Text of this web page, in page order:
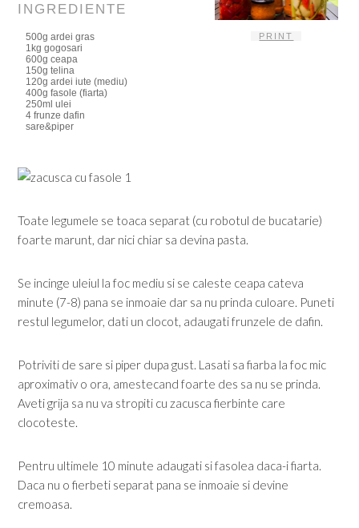
PRINT
INGREDIENTE
500g ardei gras
1kg gogosari
600g ceapa
150g telina
120g ardei iute (mediu)
400g fasole (fiarta)
250ml ulei
4 frunze dafin
sare&piper
Toate legumele se toaca separat (cu robotul de bucatarie)
foarte marunt, dar nici chiar sa devina pasta.
Se incinge uleiul la foc mediu si se caleste ceapa cateva
minute (7-8) pana se inmoaie dar sa nu prinda culoare. Puneti
restul legumelor, dati un clocot, adaugati frunzele de dafin.
Potriviti de sare si piper dupa gust. Lasati sa fiarba la foc mic
aproximativ o ora, amestecand foarte des sa nu se prinda.
Aveti grija sa nu va stropiti cu zacusca fierbinte care
clocoteste.
Pentru ultimele 10 minute adaugati si fasolea daca-i fiarta.
Daca nu o fierbeti separat pana se inmoaie si devine
cremoasa.